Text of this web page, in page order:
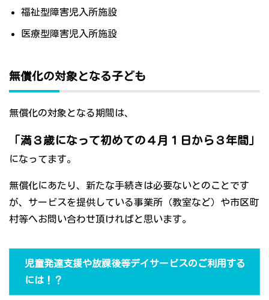
福祉型障害児入所施設
医療型障害児入所施設
無償化の対象となる子ども
無償化の対象となる期間は、
「満３歳になって初めての４月１日から３年間」
になってます。
無償化にあたり、新たな手続きは必要ないとのことです
が、サービスを提供している事業所（教室など）や市区町
村等へお問い合わせ頂ければと思います。
児童発達支援や放課後等デイサービスのご利用する
には！？